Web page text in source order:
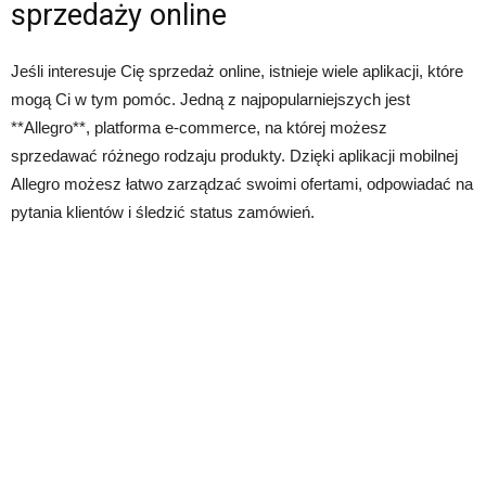
sprzedaży online
Jeśli interesuje Cię sprzedaż online, istnieje wiele aplikacji, które
mogą Ci w tym pomóc. Jedną z najpopularniejszych jest
**Allegro**, platforma e-commerce, na której możesz
sprzedawać różnego rodzaju produkty. Dzięki aplikacji mobilnej
Allegro możesz łatwo zarządzać swoimi ofertami, odpowiadać na
pytania klientów i śledzić status zamówień.